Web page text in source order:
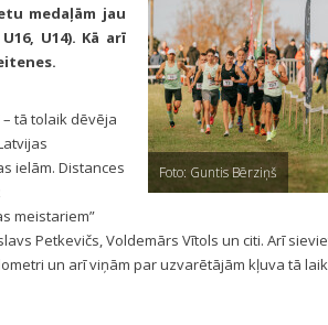
Foto: Guntis Bērziņš
medaļām jau
U14). Kā arī
tā tolaik dēvēja
ielām. Distances
meistariem”
Petkevičs, Voldemārs Vītols un citi. Arī
un arī viņām par uzvarētājām kļuva tā